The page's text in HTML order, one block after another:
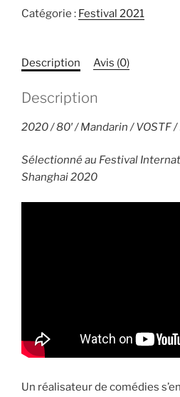
Catégorie : Festival 2021
Description Avis (0)
Description
2020 / 80′ / Mandarin / VOSTF
Sélectionné au Festival
Shanghai 2020
Un réalisateur de comédies